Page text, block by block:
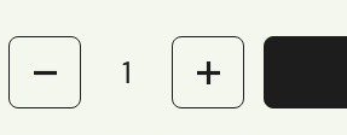
Anzahl